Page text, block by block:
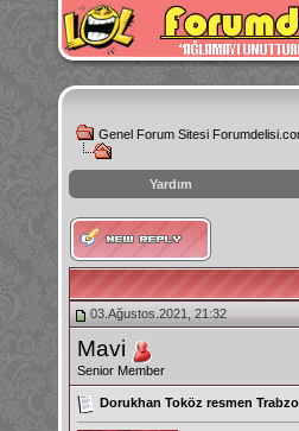
Genel Forum Sitesi
Yardım
instagram
izlenme
hilesi
03.Ağustos.2021, 21:32
Mavi
Senior Member
Dorukhan Toköz resmen